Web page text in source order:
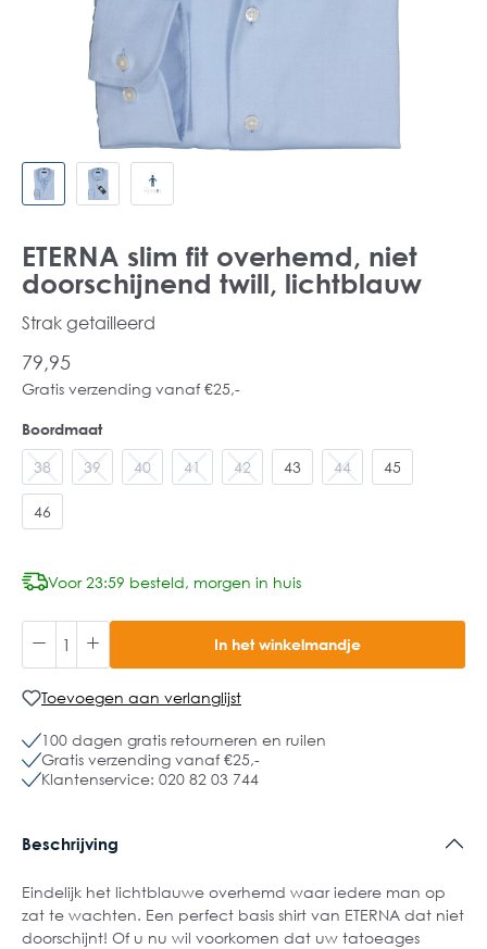
ETERNA slim fit overhemd, niet
doorschijnend twill, lichtblauw
Strak getailleerd
79,95
Gratis verzending vanaf €25,-
Boordmaat
38 39 40 41 42 43 44 45
46
Voor 23:59 besteld, morgen in huis
In het winkelmandje
Toevoegen aan verlanglijst
100 dagen gratis retourneren en ruilen
Gratis verzending vanaf €25,-
Klantenservice: 020 82 03 744
Beschrijving
Eindelijk het lichtblauwe overhemd waar iedere man op
zat te wachten. Een perfect basis shirt van ETERNA dat niet
doorschijnt! Of u nu wil voorkomen dat uw tatoeages